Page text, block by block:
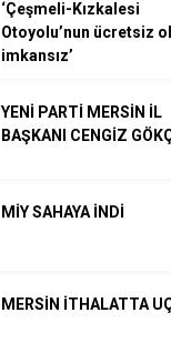
‘Çeşmeli-Kızkalesi
Otoyolu’nun ücretsiz
imkansız’
YENİ PARTİ MERSİN İL
BAŞKANI CENGİZ
MİY SAHAYA İNDİ
MERSİN İTHALATTA